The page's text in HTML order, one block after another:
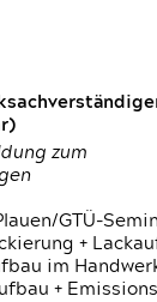
zum
GTÜ-
+
im
+